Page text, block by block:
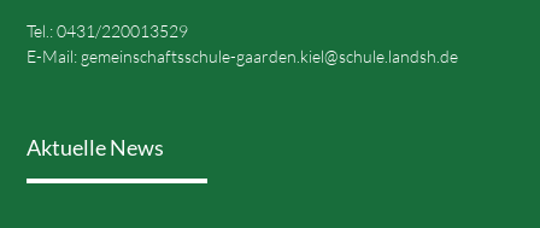
Tel.: 0431/220013529
E-Mail: gemeinschaftsschule-gaarden.kiel@schule.landsh.de
Aktuelle News